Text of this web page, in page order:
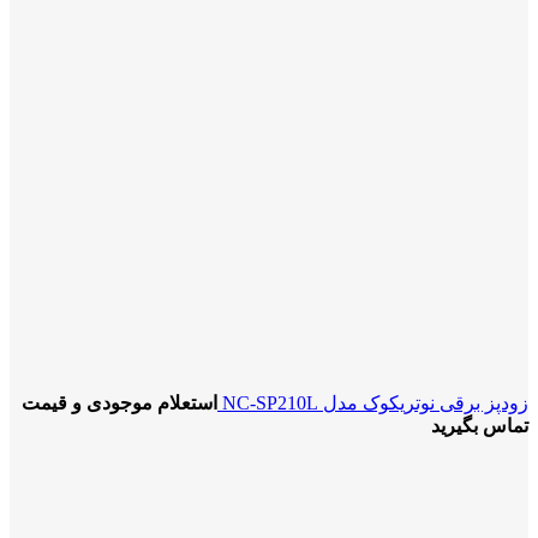
زودپز برقی نوتریکوک مدل NC-SP210L
استعلام موجودی و قیمت
تماس بگیرید